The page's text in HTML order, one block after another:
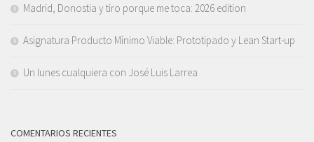
Madrid, Donostia y tiro porque me toca: 2026 edition
Asignatura Producto Mínimo Viable: Prototipado y Lean Start-up
Un lunes cualquiera con José Luis Larrea
COMENTARIOS RECIENTES